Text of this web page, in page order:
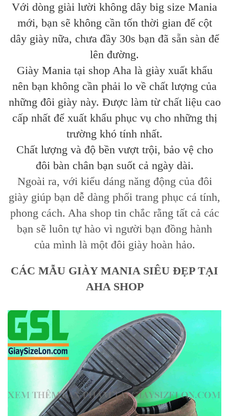
Với dòng giài lười không dây big size Mania
mới, bạn sẽ không cần tốn thời gian để cột
dây giày nữa, chưa đầy 30s bạn đã sẵn sàn để
lên đường.
Giày Mania tại shop Aha là giày xuất khẩu
nên bạn không cần phải lo về chất lượng của
những đôi giày này. Được làm từ chất liệu cao
cấp nhất để xuất khẩu phục vụ cho những thị
trường khó tính nhất.
Chất lượng và độ bền vượt trội, bảo vệ cho
đôi bàn chân bạn suốt cả ngày dài.
Ngoài ra, với kiểu dáng năng động của đôi
giày giúp bạn dễ dàng phối trang phục cá tính,
phong cách. Aha shop tin chắc rằng tất cả các
bạn sẽ luôn tự hào vì người bạn đồng hành
của mình là một đôi giày hoàn hảo.
CÁC MẪU GIÀY MANIA SIÊU ĐẸP TẠI
AHA SHOP